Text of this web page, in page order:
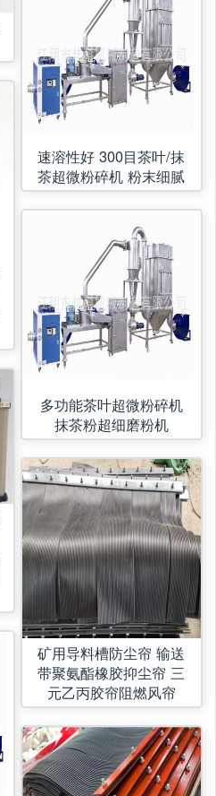
速溶性好 300目茶叶/抹
茶超微粉碎机 粉末细腻
多功能茶叶超微粉碎机
抹茶粉超细磨粉机
矿用导料槽防尘帘 输送
带聚氨酯橡胶抑尘帘 三
元乙丙胶帘阻燃风帘